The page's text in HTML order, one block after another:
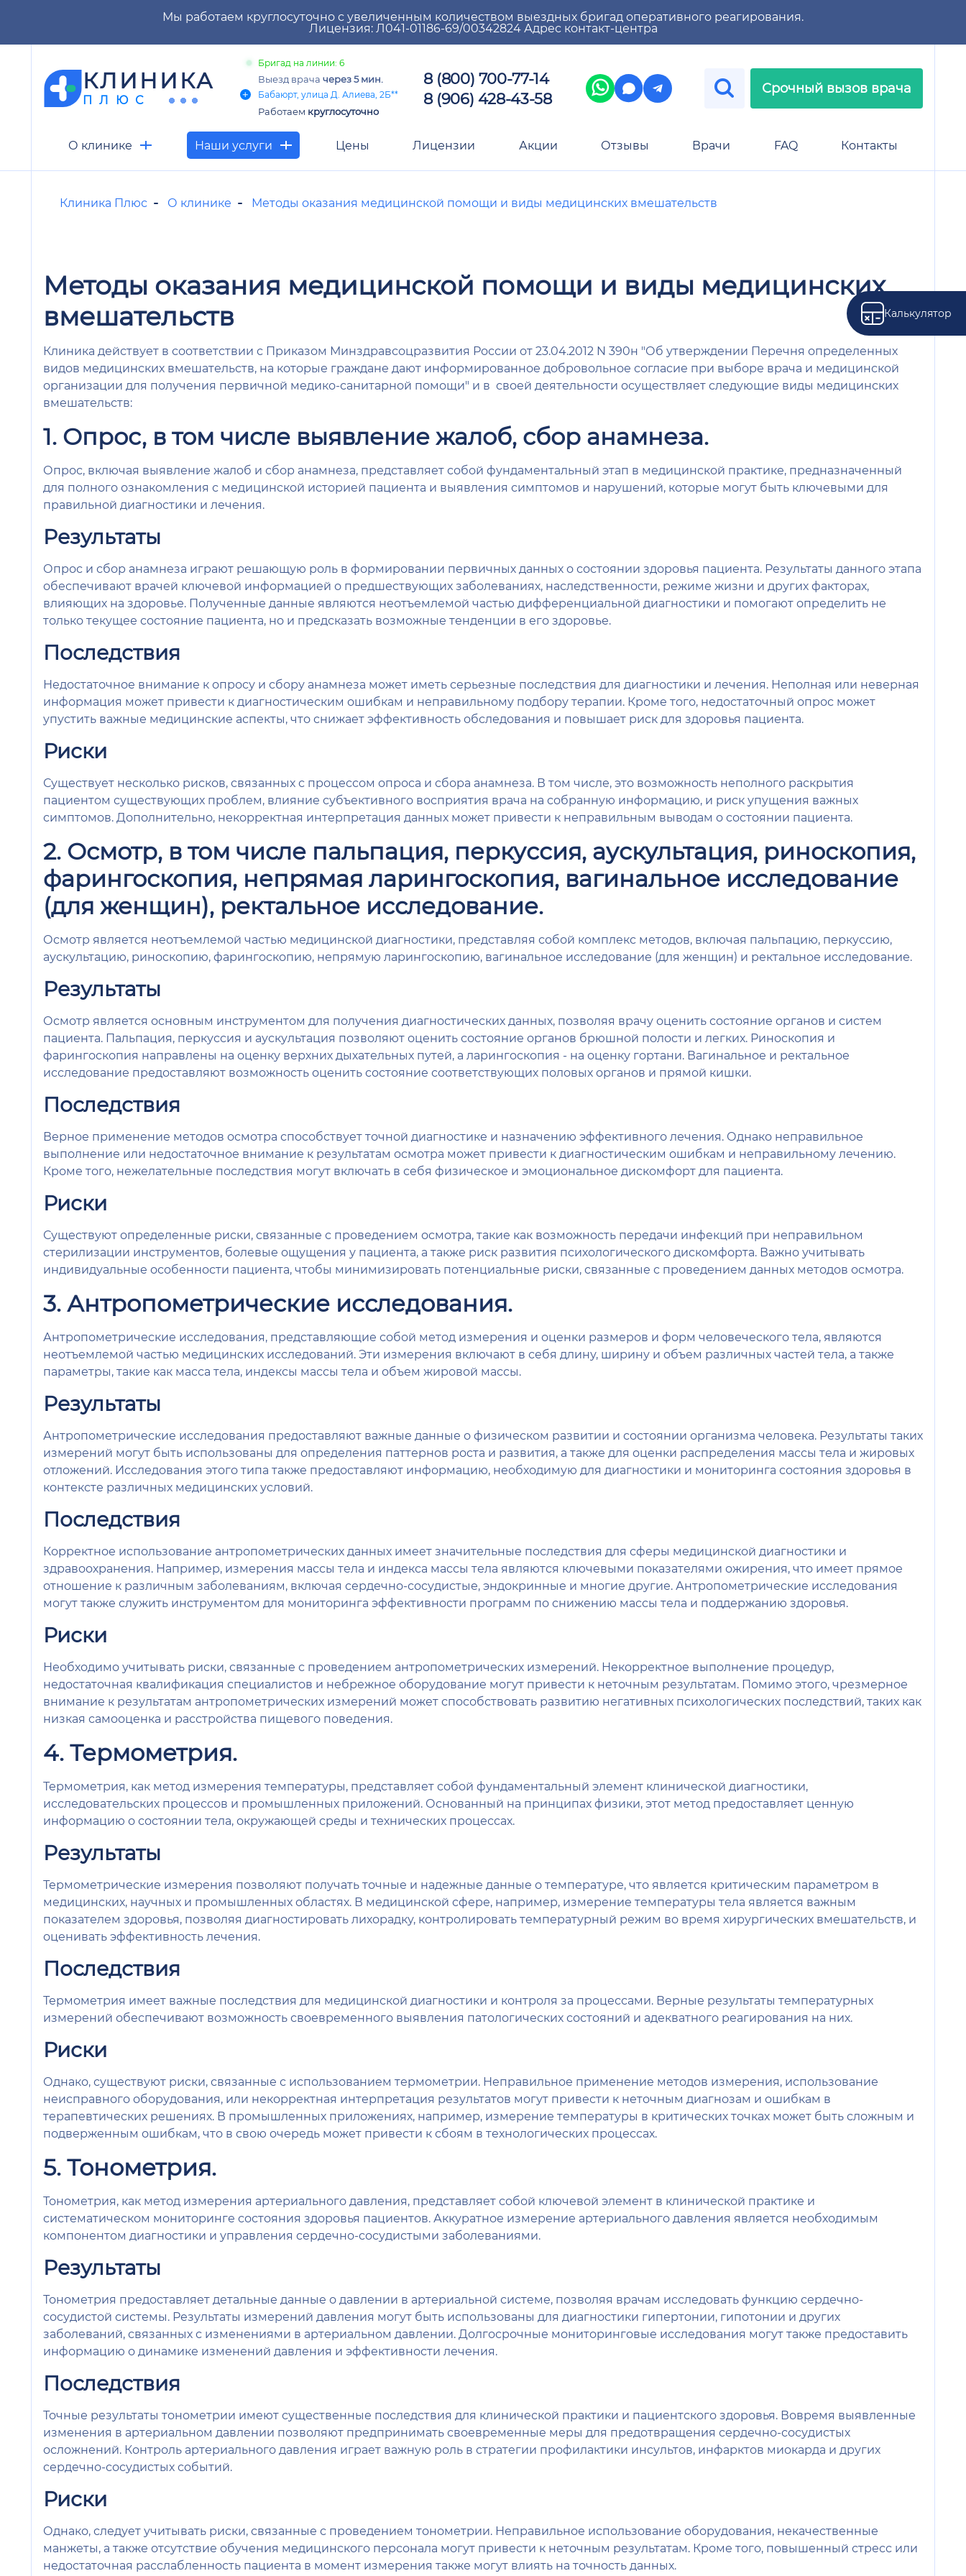
Мы работаем круглосуточно с увеличенным количеством выездных бригад оперативного реагирования.
Лицензия: Л041-01186-69/00342824 Адрес контакт-центра
КЛИНИКА
ПЛЮС
Бригад на линии: 6
Выезд врача через 5 мин.
Бабаюрт, улица Д. Алиева, 2Б**
Работаем круглосуточно
8 (800) 700-77-14
8 (906) 428-43-58
Срочный вызов врача
О клинике Наши услуги Цены Лицензии Акции Отзывы Врачи FAQ Контакты
Калькулятор
Клиника Плюс О клинике Методы оказания медицинской помощи и виды медицинских вмешательств
Методы оказания медицинской помощи и виды медицинских
вмешательств
Клиника действует в соответствии с Приказом Минздравсоцразвития России от 23.04.2012 N 390н "Об утверждении Перечня определенных
видов медицинских вмешательств, на которые граждане дают информированное добровольное согласие при выборе врача и медицинской
организации для получения первичной медико-санитарной помощи" и в своей деятельности осуществляет следующие виды медицинских
вмешательств:
1. Опрос, в том числе выявление жалоб, сбор анамнеза.
Опрос, включая выявление жалоб и сбор анамнеза, представляет собой фундаментальный этап в медицинской практике, предназначенный
для полного ознакомления с медицинской историей пациента и выявления симптомов и нарушений, которые могут быть ключевыми для
правильной диагностики и лечения.
Результаты
Опрос и сбор анамнеза играют решающую роль в формировании первичных данных о состоянии здоровья пациента. Результаты данного этапа
обеспечивают врачей ключевой информацией о предшествующих заболеваниях, наследственности, режиме жизни и других факторах,
влияющих на здоровье. Полученные данные являются неотъемлемой частью дифференциальной диагностики и помогают определить не
только текущее состояние пациента, но и предсказать возможные тенденции в его здоровье.
Последствия
Недостаточное внимание к опросу и сбору анамнеза может иметь серьезные последствия для диагностики и лечения. Неполная или неверная
информация может привести к диагностическим ошибкам и неправильному подбору терапии. Кроме того, недостаточный опрос может
упустить важные медицинские аспекты, что снижает эффективность обследования и повышает риск для здоровья пациента.
Риски
Существует несколько рисков, связанных с процессом опроса и сбора анамнеза. В том числе, это возможность неполного раскрытия
пациентом существующих проблем, влияние субъективного восприятия врача на собранную информацию, и риск упущения важных
симптомов. Дополнительно, некорректная интерпретация данных может привести к неправильным выводам о состоянии пациента.
2. Осмотр, в том числе пальпация, перкуссия, аускультация, риноскопия,
фарингоскопия, непрямая ларингоскопия, вагинальное исследование
(для женщин), ректальное исследование.
Осмотр является неотъемлемой частью медицинской диагностики, представляя собой комплекс методов, включая пальпацию, перкуссию,
аускультацию, риноскопию, фарингоскопию, непрямую ларингоскопию, вагинальное исследование (для женщин) и ректальное исследование.
Результаты
Осмотр является основным инструментом для получения диагностических данных, позволяя врачу оценить состояние органов и систем
пациента. Пальпация, перкуссия и аускультация позволяют оценить состояние органов брюшной полости и легких. Риноскопия и
фарингоскопия направлены на оценку верхних дыхательных путей, а ларингоскопия - на оценку гортани. Вагинальное и ректальное
исследование предоставляют возможность оценить состояние соответствующих половых органов и прямой кишки.
Последствия
Верное применение методов осмотра способствует точной диагностике и назначению эффективного лечения. Однако неправильное
выполнение или недостаточное внимание к результатам осмотра может привести к диагностическим ошибкам и неправильному лечению.
Кроме того, нежелательные последствия могут включать в себя физическое и эмоциональное дискомфорт для пациента.
Риски
Существуют определенные риски, связанные с проведением осмотра, такие как возможность передачи инфекций при неправильном
стерилизации инструментов, болевые ощущения у пациента, а также риск развития психологического дискомфорта. Важно учитывать
индивидуальные особенности пациента, чтобы минимизировать потенциальные риски, связанные с проведением данных методов осмотра.
3. Антропометрические исследования.
Антропометрические исследования, представляющие собой метод измерения и оценки размеров и форм человеческого тела, являются
неотъемлемой частью медицинских исследований. Эти измерения включают в себя длину, ширину и объем различных частей тела, а также
параметры, такие как масса тела, индексы массы тела и объем жировой массы.
Результаты
Антропометрические исследования предоставляют важные данные о физическом развитии и состоянии организма человека. Результаты таких
измерений могут быть использованы для определения паттернов роста и развития, а также для оценки распределения массы тела и жировых
отложений. Исследования этого типа также предоставляют информацию, необходимую для диагностики и мониторинга состояния здоровья в
контексте различных медицинских условий.
Последствия
Корректное использование антропометрических данных имеет значительные последствия для сферы медицинской диагностики и
здравоохранения. Например, измерения массы тела и индекса массы тела являются ключевыми показателями ожирения, что имеет прямое
отношение к различным заболеваниям, включая сердечно-сосудистые, эндокринные и многие другие. Антропометрические исследования
могут также служить инструментом для мониторинга эффективности программ по снижению массы тела и поддержанию здоровья.
Риски
Необходимо учитывать риски, связанные с проведением антропометрических измерений. Некорректное выполнение процедур,
недостаточная квалификация специалистов и небрежное оборудование могут привести к неточным результатам. Помимо этого, чрезмерное
внимание к результатам антропометрических измерений может способствовать развитию негативных психологических последствий, таких как
низкая самооценка и расстройства пищевого поведения.
4. Термометрия.
Термометрия, как метод измерения температуры, представляет собой фундаментальный элемент клинической диагностики,
исследовательских процессов и промышленных приложений. Основанный на принципах физики, этот метод предоставляет ценную
информацию о состоянии тела, окружающей среды и технических процессах.
Результаты
Термометрические измерения позволяют получать точные и надежные данные о температуре, что является критическим параметром в
медицинских, научных и промышленных областях. В медицинской сфере, например, измерение температуры тела является важным
показателем здоровья, позволяя диагностировать лихорадку, контролировать температурный режим во время хирургических вмешательств, и
оценивать эффективность лечения.
Последствия
Термометрия имеет важные последствия для медицинской диагностики и контроля за процессами. Верные результаты температурных
измерений обеспечивают возможность своевременного выявления патологических состояний и адекватного реагирования на них.
Риски
Однако, существуют риски, связанные с использованием термометрии. Неправильное применение методов измерения, использование
неисправного оборудования, или некорректная интерпретация результатов могут привести к неточным диагнозам и ошибкам в
терапевтических решениях. В промышленных приложениях, например, измерение температуры в критических точках может быть сложным и
подверженным ошибкам, что в свою очередь может привести к сбоям в технологических процессах.
5. Тонометрия.
Тонометрия, как метод измерения артериального давления, представляет собой ключевой элемент в клинической практике и
систематическом мониторинге состояния здоровья пациентов. Аккуратное измерение артериального давления является необходимым
компонентом диагностики и управления сердечно-сосудистыми заболеваниями.
Результаты
Тонометрия предоставляет детальные данные о давлении в артериальной системе, позволяя врачам исследовать функцию сердечно-
сосудистой системы. Результаты измерений давления могут быть использованы для диагностики гипертонии, гипотонии и других
заболеваний, связанных с изменениями в артериальном давлении. Долгосрочные мониторинговые исследования могут также предоставить
информацию о динамике изменений давления и эффективности лечения.
Последствия
Точные результаты тонометрии имеют существенные последствия для клинической практики и пациентского здоровья. Вовремя выявленные
изменения в артериальном давлении позволяют предпринимать своевременные меры для предотвращения сердечно-сосудистых
осложнений. Контроль артериального давления играет важную роль в стратегии профилактики инсультов, инфарктов миокарда и других
сердечно-сосудистых событий.
Риски
Однако, следует учитывать риски, связанные с проведением тонометрии. Неправильное использование оборудования, некачественные
манжеты, а также отсутствие обучения медицинского персонала могут привести к неточным результатам. Кроме того, повышенный стресс или
недостаточная расслабленность пациента в момент измерения также могут влиять на точность данных.